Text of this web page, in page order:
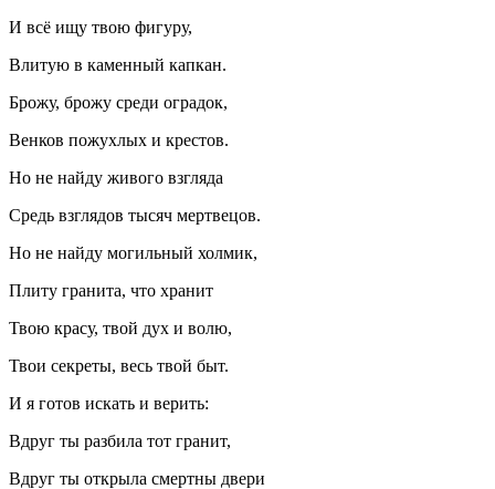
И всё ищу твою фигуру,
Влитую в каменный капкан.
Брожу, брожу среди оградок,
Венков пожухлых и крестов.
Но не найду живого взгляда
Средь взглядов тысяч мертвецов.
Но не найду могильный холмик,
Плиту гранита, что хранит
Твою красу, твой дух и волю,
Твои секреты, весь твой быт.
И я готов искать и верить:
Вдруг ты разбила тот гранит,
Вдруг ты открыла смертны двери